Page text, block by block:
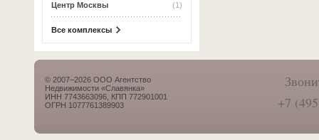
(1)
Центр Москвы
Все комплексы
© 2007–2026 ООО Агентство
Недвижимости «Славянка»
ИНН 7743663096, КПП 772901001
ОГРН 1077761389903
+7